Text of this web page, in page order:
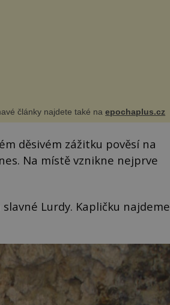
články najdete také naepochaplus.cz
děsivém zážitku pověsí na
Na místě vznikne nejprve
Lurdy. Kapličku najdeme